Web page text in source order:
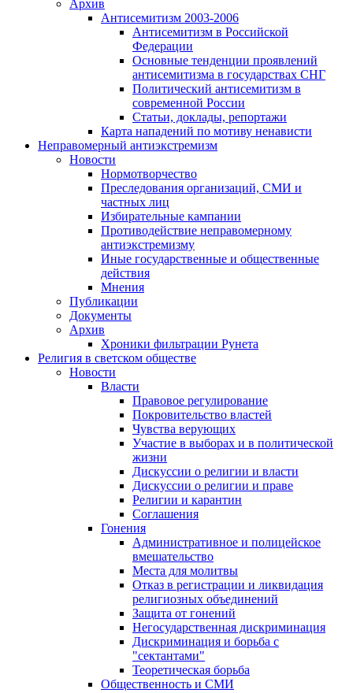
Архив
Антисемитизм 2003-2006
Антисемитизм в Российской
Федерации
Основные тенденции проявлений
антисемитизма в государствах СНГ
Политический антисемитизм в
современной России
Статьи, доклады, репортажи
Карта нападений по мотиву ненависти
Неправомерный антиэкстремизм
Новости
Нормотворчество
Преследования организаций, СМИ и
частных лиц
Избирательные кампании
Противодействие неправомерному
антиэкстремизму
Иные государственные и общественные
действия
Мнения
Публикации
Документы
Архив
Хроники фильтрации Рунета
Религия в светском обществе
Новости
Власти
Правовое регулирование
Покровительство властей
Чувства верующих
Участие в выборах и в политической
жизни
Дискуссии о религии и власти
Дискуссии о религии и праве
Религии и карантин
Соглашения
Гонения
Административное и полицейское
вмешательство
Места для молитвы
Отказ в регистрации и ликвидация
религиозных объединений
Защита от гонений
Негосударственная дискриминация
Дискриминация и борьба с
"сектантами"
Теоретическая борьба
Общественность и СМИ